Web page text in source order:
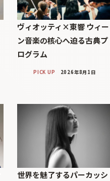
ヴィオッティ×東響 ウィー
ン音楽の核心へ迫る古典プ
ログラム
PICK UP 2026年8月1日
世界を魅了するパーカッシ